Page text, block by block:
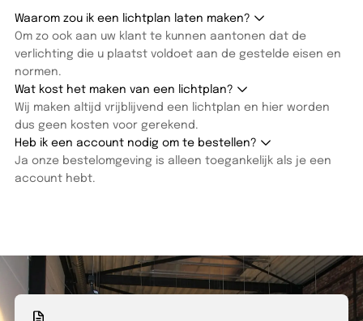
Waarom zou ik een lichtplan laten maken?
Om zo ook aan uw klant te kunnen aantonen dat de
verlichting die u plaatst voldoet aan de gestelde eisen en
normen.
Wat kost het maken van een lichtplan?
Wij maken altijd vrijblijvend een lichtplan en hier worden
dus geen kosten voor gerekend.
Heb ik een account nodig om te bestellen?
Ja onze bestelomgeving is alleen toegankelijk als je een
account hebt.